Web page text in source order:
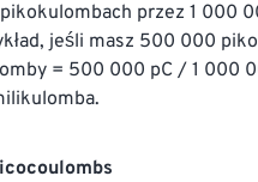
przez 1 000
jeśli masz 500 000
= 500 000 pC / 1 000